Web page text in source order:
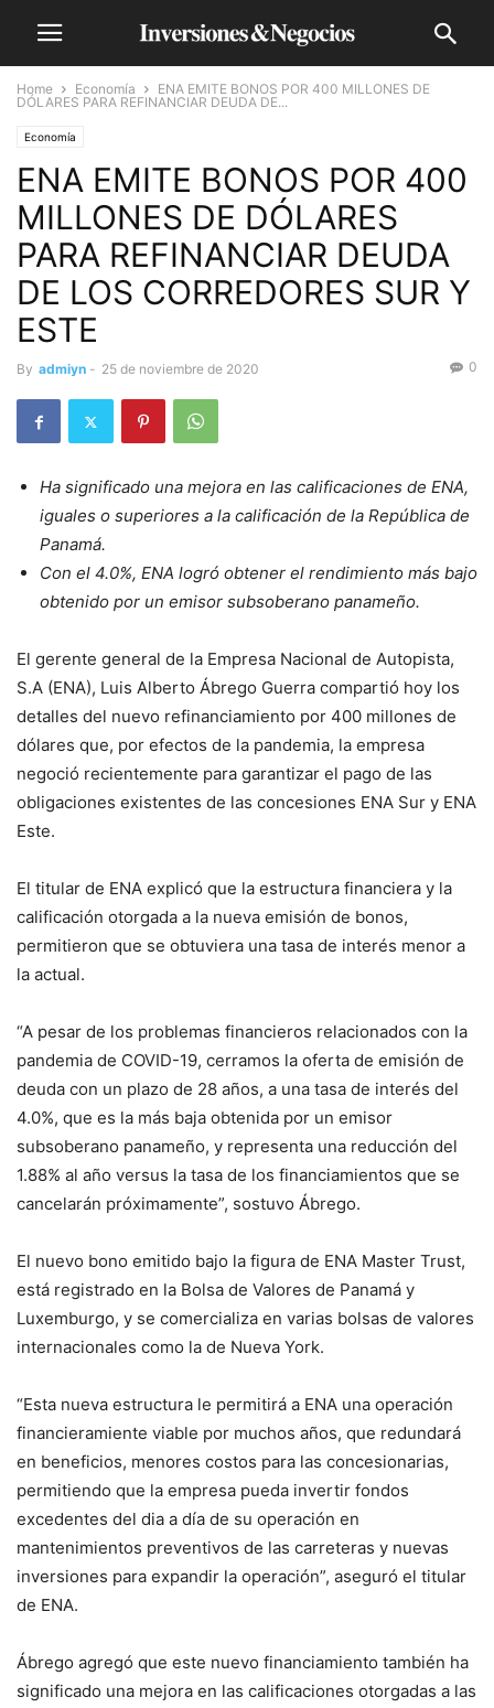
Home Economía
ENA EMITE BONOS POR 400 MILLONES DE
DÓLARES PARA REFINANCIAR DEUDA DE...
Economía
ENA EMITE BONOS POR 400
MILLONES DE DÓLARES
PARA REFINANCIAR DEUDA
DE LOS CORREDORES SUR Y
ESTE
By admiyn - 25 de noviembre de 2020 0
Ha significado una mejora en las calificaciones de ENA,
iguales o superiores a la calificación de la República de
Panamá.
Con el 4.0%, ENA logró obtener el rendimiento más bajo
obtenido por un emisor subsoberano panameño.
El gerente general de la Empresa Nacional de Autopista,
S.A (ENA), Luis Alberto Ábrego Guerra compartió hoy los
detalles del nuevo refinanciamiento por 400 millones de
dólares que, por efectos de la pandemia, la empresa
negoció recientemente para garantizar el pago de las
obligaciones existentes de las concesiones ENA Sur y ENA
Este.
El titular de ENA explicó que la estructura financiera y la
calificación otorgada a la nueva emisión de bonos,
permitieron que se obtuviera una tasa de interés menor a
la actual.
“A pesar de los problemas financieros relacionados con la
pandemia de COVID-19, cerramos la oferta de emisión de
deuda con un plazo de 28 años, a una tasa de interés del
4.0%, que es la más baja obtenida por un emisor
subsoberano panameño, y representa una reducción del
1.88% al año versus la tasa de los financiamientos que se
cancelarán próximamente”, sostuvo Ábrego.
El nuevo bono emitido bajo la figura de ENA Master Trust,
está registrado en la Bolsa de Valores de Panamá y
Luxemburgo, y se comercializa en varias bolsas de valores
internacionales como la de Nueva York.
“Esta nueva estructura le permitirá a ENA una operación
financieramiente viable por muchos años, que redundará
en beneficios, menores costos para las concesionarias,
permitiendo que la empresa pueda invertir fondos
excedentes del dia a día de su operación en
mantenimientos preventivos de las carreteras y nuevas
inversiones para expandir la operación”, aseguró el titular
de ENA.
Ábrego agregó que este nuevo financiamiento también ha
significado una mejora en las calificaciones otorgadas a las